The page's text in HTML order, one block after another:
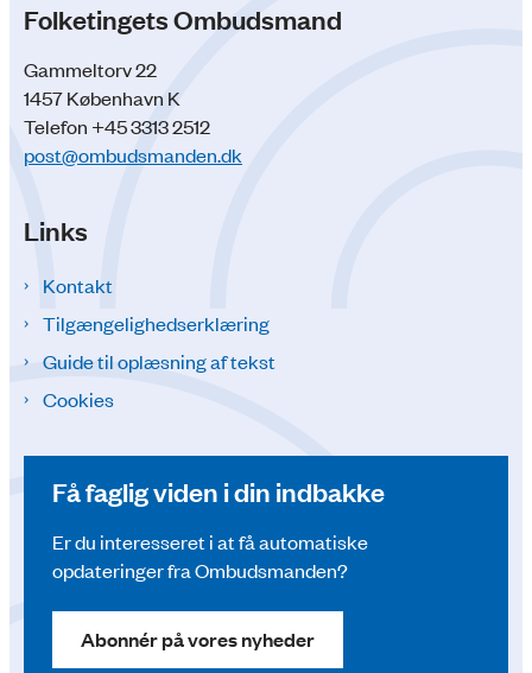
Folketingets Ombudsmand
Gammeltorv 22
1457 København K
Telefon +45 3313 2512
post@ombudsmanden.dk
Links
Kontakt
Tilgængelighedserklæring
Guide til oplæsning af tekst
Cookies
Få faglig viden i din indbakke
Er du interesseret i at få automatiske
opdateringer fra Ombudsmanden?
Abonnér på vores nyheder